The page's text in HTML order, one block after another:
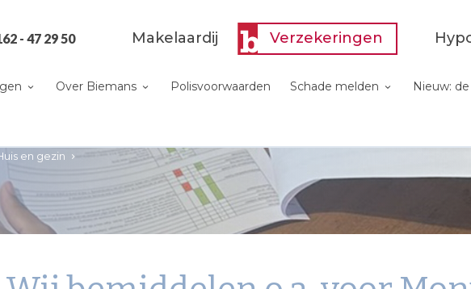
- 47 29 50 Makelaardij Verzekeringen
Over Biemans Polisvoorwaarden Schade melden Nieuw:
en gezin